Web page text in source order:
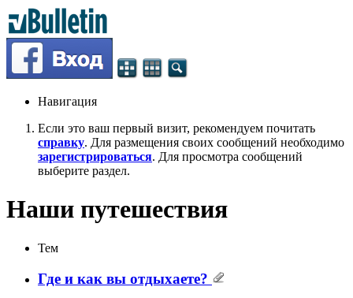
Навигация
Если это ваш первый визит, рекомендуем почитать
справку. Для размещения своих сообщений необходимо
зарегистрироваться. Для просмотра сообщений
выберите раздел.
Наши путешествия
Тем
Где и как вы отдыхаете?